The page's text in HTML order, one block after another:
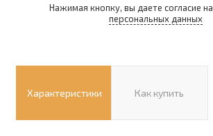
Нажимая кнопку, вы даете согласие на
персональных данных
Характеристики Как купить